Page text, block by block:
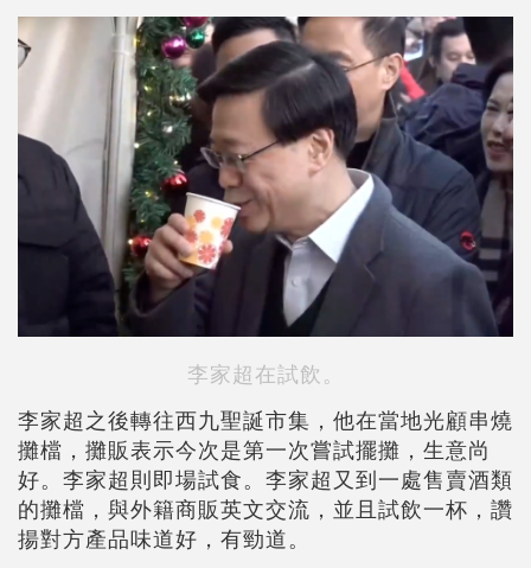
李家超在試飲。
李家超之後轉往西九聖誕市集，他在當地光顧串燒
攤檔，攤販表示今次是第一次嘗試擺攤，生意尚
好。李家超則即場試食。李家超又到一處售賣酒類
的攤檔，與外籍商販英文交流，並且試飲一杯，讚
揚對方產品味道好，有勁道。